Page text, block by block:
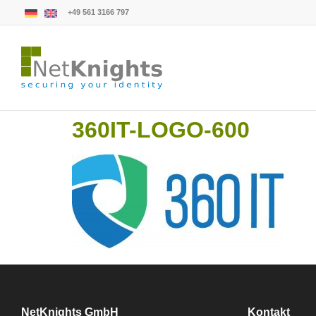
+49 561 3166 797
360IT-LOGO-600
NetKnights GmbH Kontakt